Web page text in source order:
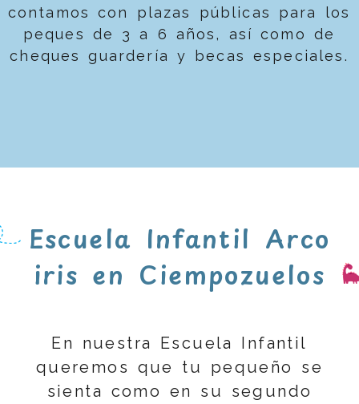
contamos con plazas públicas para los
peques de 3 a 6 años, así como de
cheques guardería y becas especiales.
Escuela Infantil Arco
iris en Ciempozuelos
En nuestra Escuela Infantil
queremos que tu pequeño se
sienta como en su segundo